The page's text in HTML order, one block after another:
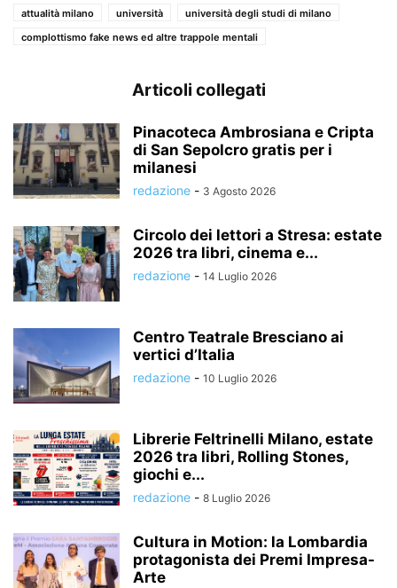
attualità milano
università
università degli studi di milano
complottismo fake news ed altre trappole mentali
Articoli collegati
Pinacoteca Ambrosiana e Cripta
di San Sepolcro gratis per i
milanesi
redazione - 3 Agosto 2026
Circolo dei lettori a Stresa: estate
2026 tra libri, cinema e...
redazione - 14 Luglio 2026
Centro Teatrale Bresciano ai
vertici d’Italia
redazione - 10 Luglio 2026
Librerie Feltrinelli Milano, estate
2026 tra libri, Rolling Stones,
giochi e...
redazione - 8 Luglio 2026
Cultura in Motion: la Lombardia
protagonista dei Premi Impresa-
Arte